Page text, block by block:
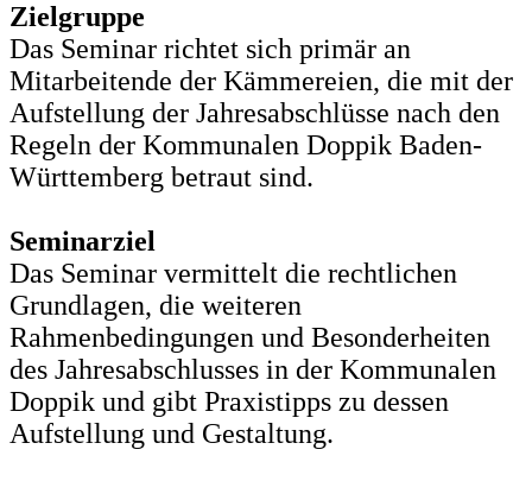
Zielgruppe
Das Seminar richtet sich primär an
Mitarbeitende der Kämmereien, die mit der
Aufstellung der Jahresabschlüsse nach den
Regeln der Kommunalen Doppik Baden-
Württemberg betraut sind.
Seminarziel
Das Seminar vermittelt die rechtlichen
Grundlagen, die weiteren
Rahmenbedingungen und Besonderheiten
des Jahresabschlusses in der Kommunalen
Doppik und gibt Praxistipps zu dessen
Aufstellung und Gestaltung.